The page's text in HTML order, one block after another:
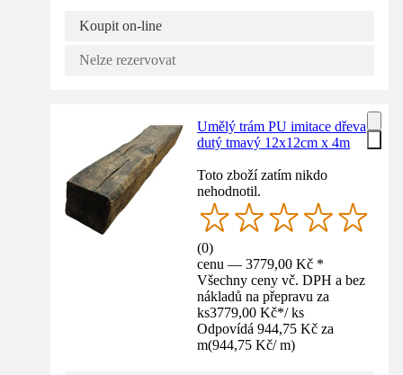
Koupit on-line
Nelze rezervovat
Umělý trám PU imitace dřeva
dutý tmavý 12x12cm x 4m
Toto zboží zatím nikdo
nehodnotil.
(0)
cenu — 3779,00 Kč *
Všechny ceny vč. DPH a bez
nákladů na přepravu za
ks3779,00 Kč*/ ks
Odpovídá 944,75 Kč za
m(944,75 Kč/ m)